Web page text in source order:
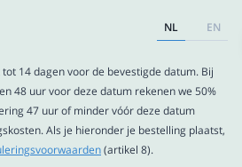
NL EN
14 dagen voor de bevestigde datum. Bij
48 uur voor deze datum rekenen we 50%
47 uur of minder vóór deze datum
Als je hieronder je bestelling plaatst,
(artikel 8).